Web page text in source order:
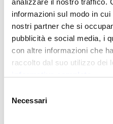
analizzare il nostro traffico.
informazioni sul modo in
nostri partner che si
pubblicità e social media, i
con altre informazioni che
raccolto dal suo utilizzo dei
delNecessari